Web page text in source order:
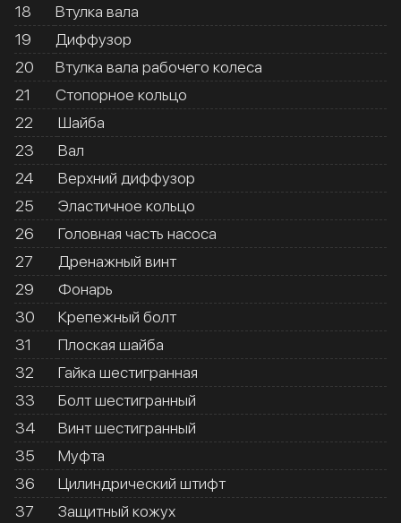
18
Втулка вала
19
Диффузор
20
Втулка вала рабочего колеса
21
Стопорное кольцо
22
Шайба
23
Вал
24
Верхний диффузор
25
Эластичное кольцо
26
Головная часть насоса
27
Дренажный винт
29
Фонарь
30
Крепежный болт
31
Плоская шайба
32
Гайка шестигранная
33
Болт шестигранный
34
Винт шестигранный
35
Муфта
36
Цилиндрический штифт
37
Защитный кожух